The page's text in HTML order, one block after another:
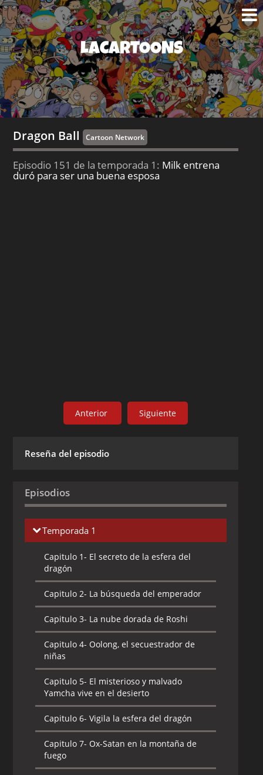
LACARTOONS
Dragon Ball Cartoon Network
Episodio 151 de la temporada 1: Milk entrena
duró para ser una buena esposa
Anterior Siguiente
Reseña del episodio
Episodios
Temporada 1
Capitulo 1- El secreto de la esfera del
dragón
Capitulo 2- La búsqueda del emperador
Capitulo 3- La nube dorada de Roshi
Capitulo 4- Oolong, el secuestrador de
niñas
Capitulo 5- El misterioso y malvado
Yamcha vive en el desierto
Capitulo 6- Vigila la esfera del dragón
Capitulo 7- Ox-Satan en la montaña de
fuego